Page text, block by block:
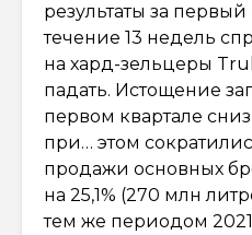
результаты за
течение 13 недель
на хард-зельцеры
падать. Истощение
первом квартале
при… этом
продажи основных
на 25,1% (270 млн
тем же периодом